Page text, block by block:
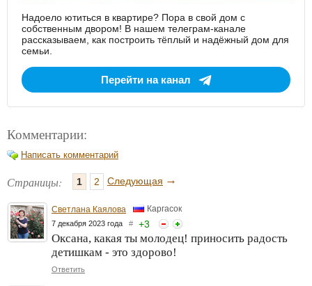
Надоело ютиться в квартире? Пора в свой дом с
собственным двором! В нашем телеграм-канале
рассказываем, как построить тёплый и надёжный дом для
семьи.
Перейти на канал
Комментарии:
Написать комментарий
Страницы: 1 2 Следующая →
Светлана Каялова Каргасок
7 декабря 2023 года # +3
Оксана, какая ты молодец! приносить радость
детишкам - это здорово!
Ответить